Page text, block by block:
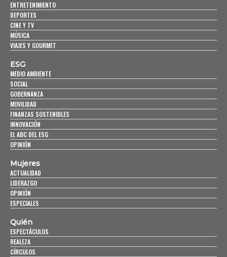
ENTRETENIMIENTO
DEPORTES
CINE Y TV
MÚSICA
VIAJES Y GOURMET
ESG
MEDIO AMBIENTE
SOCIAL
GOBERNANZA
MOVILIDAD
FINANZAS SOSTENIBLES
INNOVACIÓN
EL ABC DEL ESG
OPINIÓN
Mujeres
ACTUALIDAD
LIDERAZGO
OPINIÓN
ESPECIALES
Quién
ESPECTÁCULOS
REALEZA
CÍRCULOS